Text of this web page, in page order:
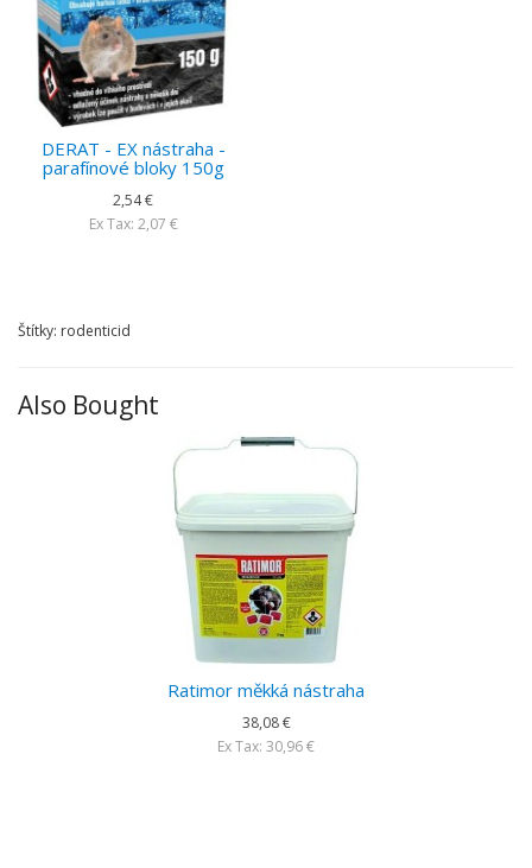
DERAT - EX nástraha -
parafínové bloky 150g
2,54 €
Ex Tax: 2,07 €
Štítky: rodenticid
Also Bought
Ratimor měkká nástraha
38,08 €
Ex Tax: 30,96 €